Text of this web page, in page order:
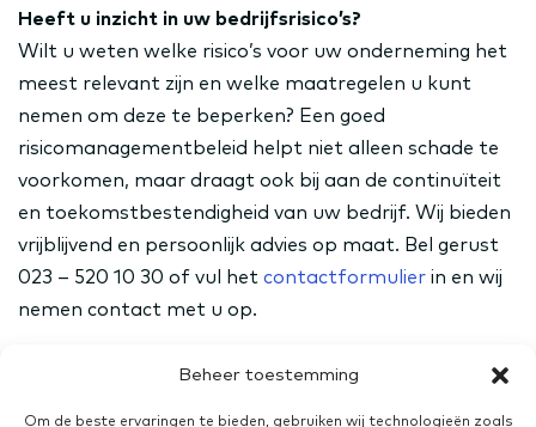
Beheer toestemming
Om de beste ervaringen te bieden, gebruiken wij technologieën zoals
Heeft u inzicht in uw bedrijfsrisico’s?
Wilt u weten welke risico’s voor uw onderneming het
meest relevant zijn en welke maatregelen u kunt
nemen om deze te beperken? Een goed
risicomanagementbeleid helpt niet alleen schade te
voorkomen, maar draagt ook bij aan de continuïteit
en toekomstbestendigheid van uw bedrijf. Wij bieden
vrijblijvend en persoonlijk advies op maat. Bel gerust
023 – 520 10 30 of vul het contactformulier in en wij
nemen contact met u op.
Deel dit artikel via: